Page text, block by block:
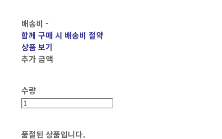
배송비 -
함께 구매 시 배송비 절약
상품 보기
추가 금액
수량
품절된 상품입니다.